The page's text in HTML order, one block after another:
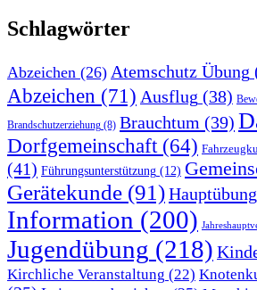
Schlagwörter
Abzeichen (26) Atemschutz Übung
Abzeichen (71) Ausflug (38)
Brandschutzerziehung (8) Brauchtum (39)
Dorfgemeinschaft (64)
(41) Führungsunterstützung (12)
Gerätekunde (91)Hauptübung
Information (200)
Jugendübung (218)
Kirchliche Veranstaltung (22)